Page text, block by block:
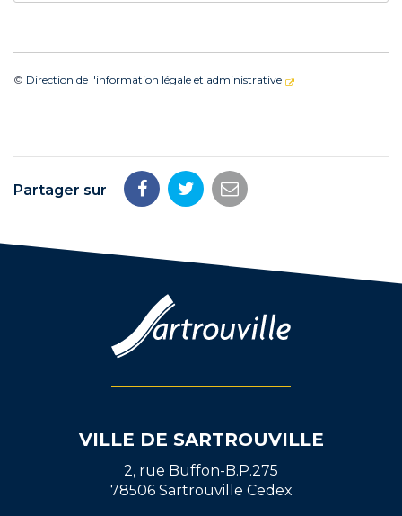
© Direction de l'information légale et administrative
Partager sur
PartagerPartagerPartager
VILLE DE SARTROUVILLE
2, rue Buffon-B.P.275
78506 Sartrouville Cedex